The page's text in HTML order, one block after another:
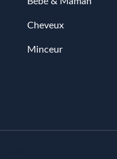
Cheveux
Minceur